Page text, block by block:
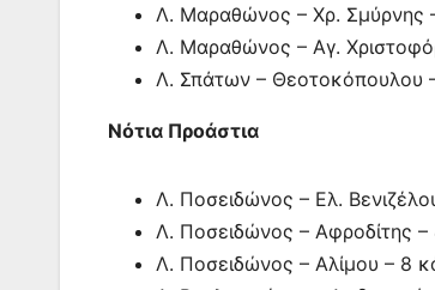
Λ. Μαραθώνος – Χρ. Σμύρνης
Λ. Μαραθώνος – Αγ.
Λ. Σπάτων – Θεοτοκόπουλου
Νότια Προάστια
Λ. Ποσειδώνος – Ελ.
Λ. Ποσειδώνος – Αφροδίτης
Λ. Ποσειδώνος – Αλίμου – 8